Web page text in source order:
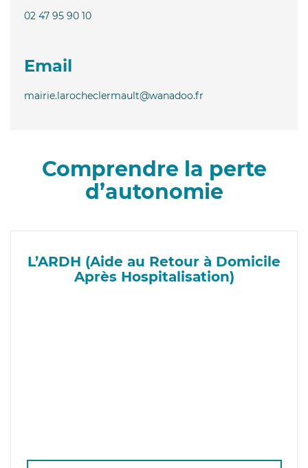
02 47 95 90 10
Email
mairie.larocheclermault@wanadoo.fr
Comprendre la perte
d’autonomie
L’ARDH (Aide au Retour à Domicile
Après Hospitalisation)